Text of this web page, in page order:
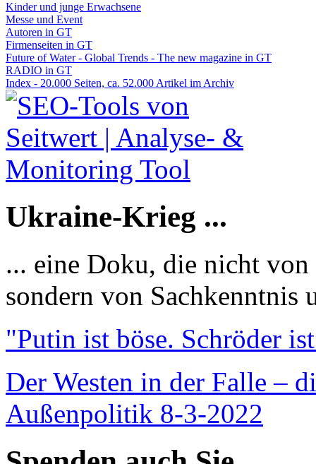
Kinder und junge Erwachsene
Messe und Event
Autoren in GT
Firmenseiten in GT
Future of Water - Global Trends - The new magazine in GT
RADIO in GT
Index - 20.000 Seiten, ca. 52.000 Artikel im Archiv
Ukraine-Krieg ...
... eine Doku, die nicht
sondern von Sachkenntnis
"Putin ist böse. Schröder
Der Westen in der Falle –
Außenpolitik 8-3-2022